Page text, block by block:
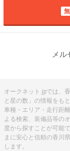
メ
オークネット.jpでは、
と星の数」の情報をも
車種・エリア・走行距
よる検索、装備品等の
度から探すことが可能
まに安心と信頼の香川
します。